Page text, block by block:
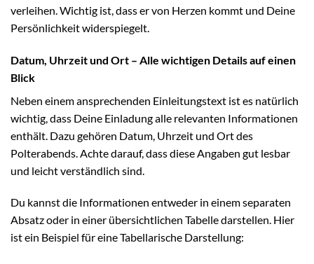
verleihen. Wichtig ist, dass er von Herzen kommt und Deine
Persönlichkeit widerspiegelt.
Datum, Uhrzeit und Ort – Alle wichtigen Details auf einen
Blick
Neben einem ansprechenden Einleitungstext ist es natürlich
wichtig, dass Deine Einladung alle relevanten Informationen
enthält. Dazu gehören Datum, Uhrzeit und Ort des
Polterabends. Achte darauf, dass diese Angaben gut lesbar
und leicht verständlich sind.
Du kannst die Informationen entweder in einem separaten
Absatz oder in einer übersichtlichen Tabelle darstellen. Hier
ist ein Beispiel für eine Tabellarische Darstellung: